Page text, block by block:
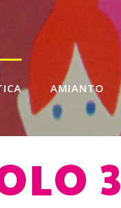
AMIANTO
3